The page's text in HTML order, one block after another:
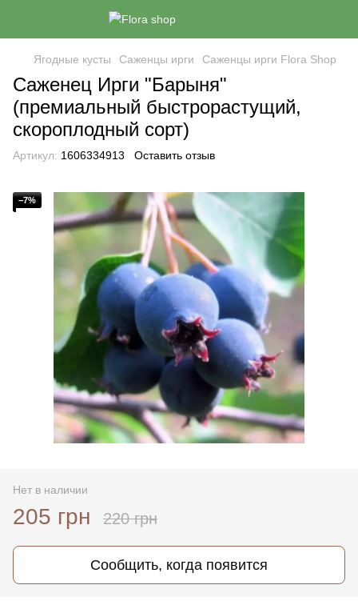
Ягодные кусты Саженцы ирги Саженцы ирги Flora Shop
Саженец Ирги "Барыня"
(премиальный быстрорастущий,
скороплодный сорт)
Артикул: 1606334913 Оставить отзыв
−7%
Нет в наличии
205 грн 220 грн
Сообщить, когда появится